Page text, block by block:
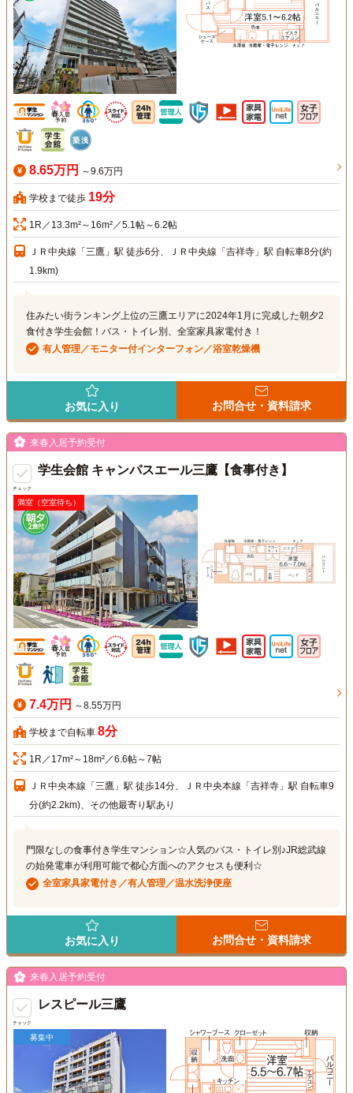
8.65万円 ～9.6万円
学校まで徒歩 19分
1R／13.3m²～16m²／5.1帖～6.2帖
ＪＲ中央線「三鷹」駅 徒歩6分、ＪＲ中央線「吉祥寺」駅 自転車8分(約
1.9km)
住みたい街ランキング上位の三鷹エリアに2024年1月に完成した朝夕2
食付き学生会館！バス・トイレ別、全室家具家電付き！
有人管理／モニター付インターフォン／浴室乾燥機
お気に入り お問合せ・資料請求
チェック
来春入居予約受付
学生会館 キャンパスエール三鷹【食事付き】
満室（空室待ち）
7.4万円 ～8.55万円
学校まで自転車 8分
1R／17m²～18m²／6.6帖～7帖
ＪＲ中央本線「三鷹」駅 徒歩14分、ＪＲ中央本線「吉祥寺」駅 自転車9
分(約2.2km)、その他最寄り駅あり
門限なしの食事付き学生マンション☆人気のバス・トイレ別♪JR総武線
の始発電車が利用可能で都心方面へのアクセスも便利☆
全室家具家電付き／有人管理／温水洗浄便座
お気に入り お問合せ・資料請求
チェック
来春入居予約受付
レスピール三鷹
募集中